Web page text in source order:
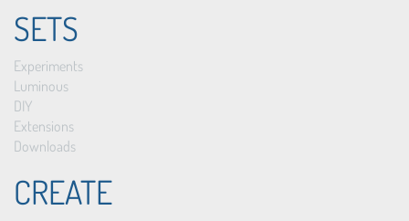
SETS
Experiments
Luminous
DIY
Extensions
Downloads
CREATE